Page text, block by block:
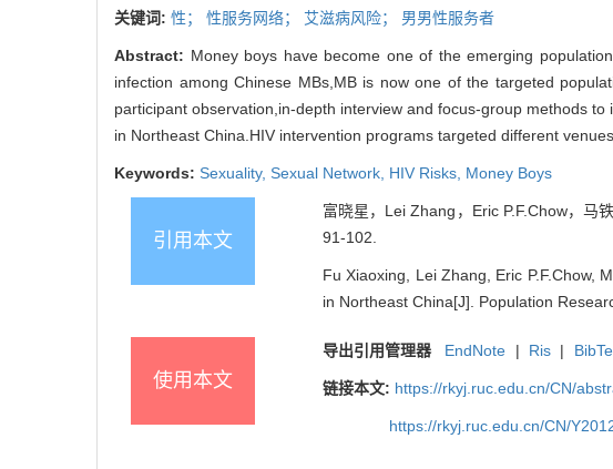
关键词: 性； 性服务网络； 艾滋病风险； 男男性服务者
Abstract: Money boys have become one of the emerging
infection among Chinese MBs,MB is now one of the targeted
participant observation,in-depth interview and focus-group methods
in Northeast China.HIV intervention programs targeted different
Keywords: Sexuality, Sexual Network, HIV Risks, Money Boys
引用本文
富晓星，Lei Zhang，Eric P.F.Chow，
91-102.
Fu Xiaoxing, Lei Zhang, Eric P.F.Chow,
in Northeast China[J]. Population
使用本文
导出引用管理器 EndNote | Ris |
链接本文: https://rkyj.ruc.edu.cn/CN/
https://rkyj.ruc.edu.cn/CN/